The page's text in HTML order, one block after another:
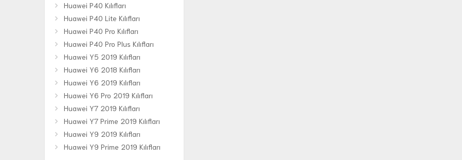
Huawei P40 Kılıfları
Huawei P40 Lite Kılıfları
Huawei P40 Pro Kılıfları
Huawei P40 Pro Plus Kılıfları
Huawei Y5 2019 Kılıfları
Huawei Y6 2018 Kılıfları
Huawei Y6 2019 Kılıfları
Huawei Y6 Pro 2019 Kılıfları
Huawei Y7 2019 Kılıfları
Huawei Y7 Prime 2019 Kılıfları
Huawei Y9 2019 Kılıfları
Huawei Y9 Prime 2019 Kılıfları